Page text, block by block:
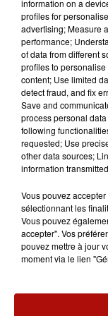
7 août 2026
La forêt de
information on a
profiles for
advertising; Measure
performance;
of data from different
profiles to
content; Use limited
detect fraud, and fix
Save and
process personal
following
requested; Use
other data sources;
information
Vous pouvez
sélectionnant les
Vous pouvez
accepter". Vos
pouvez mettre à jour
moment via le lien